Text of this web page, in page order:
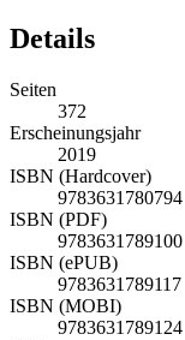
372
Erscheinungsjahr
2019
ISBN (Hardcover)
9783631780794
ISBN (PDF)
9783631789100
ISBN (ePUB)
9783631789117
ISBN (MOBI)